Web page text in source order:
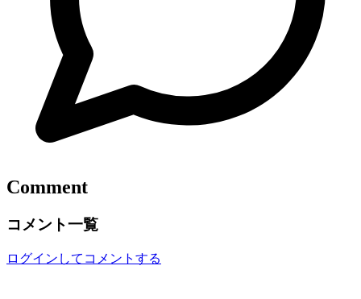
Comment
コメント一覧
ログインしてコメントする